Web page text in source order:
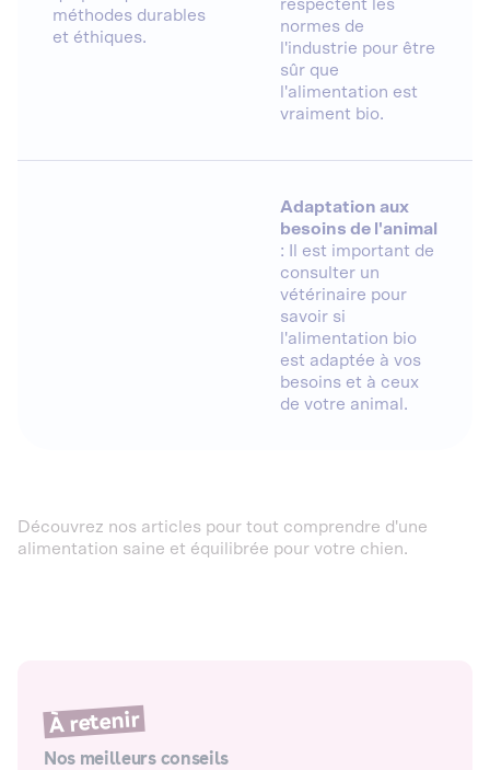
méthodes durables
et éthiques.
respectent les
normes de
l'industrie pour être
sûr que
l'alimentation est
vraiment bio.
Adaptation aux
besoins de l'animal
: Il est important de
consulter un
vétérinaire pour
savoir si
l'alimentation bio
est adaptée à vos
besoins et à ceux
de votre animal.
Découvrez nos articles pour tout comprendre d'une
alimentation saine et équilibrée pour votre chien.
À retenir
Nos meilleurs conseils